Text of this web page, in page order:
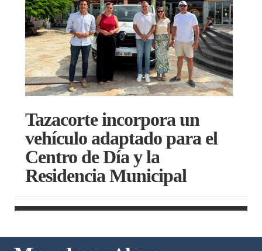
Tazacorte incorpora un
vehículo adaptado para el
Centro de Día y la
Residencia Municipal